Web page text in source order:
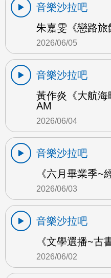
音樂沙拉吧
朱嘉雯《戀路旅
2026/06/05
音樂沙拉吧
黃作炎《大航
AM
2026/06/04
音樂沙拉吧
《六月畢業季~
2026/06/03
音樂沙拉吧
《文學選播~古
2026/06/02